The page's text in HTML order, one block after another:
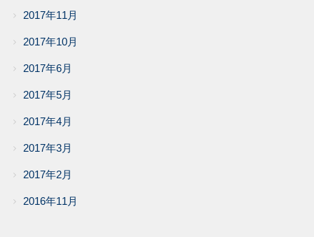
2017年11月
2017年10月
2017年6月
2017年5月
2017年4月
2017年3月
2017年2月
2016年11月